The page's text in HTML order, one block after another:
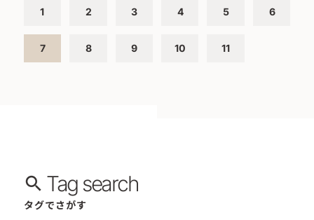
1 2 3 4 5 6
7 8 9 10 11
Tag search
タグでさがす